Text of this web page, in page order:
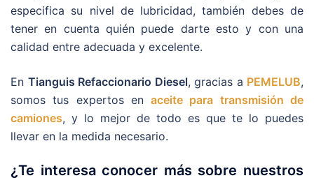
especifica su nivel de lubricidad, también debes de
tener en cuenta quién puede darte esto y con una
calidad entre adecuada y excelente.
En Tianguis Refaccionario Diesel, gracias a PEMELUB,
somos tus expertos enaceite para transmisión de
camiones, y lo mejor de todo es que te lo puedes
llevar en la medida necesario.
¿Te interesa conocer más sobre nuestros